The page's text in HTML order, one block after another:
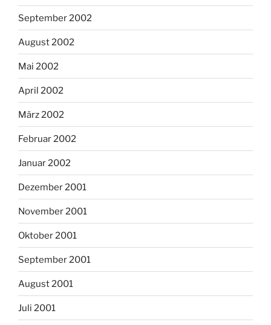
September 2002
August 2002
Mai 2002
April 2002
März 2002
Februar 2002
Januar 2002
Dezember 2001
November 2001
Oktober 2001
September 2001
August 2001
Juli 2001